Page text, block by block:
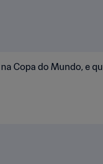
Copa do Mundo, e